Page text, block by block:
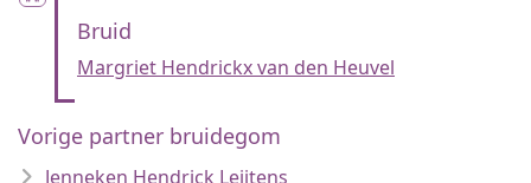
Bruid
Margriet Hendrickx van den Heuvel
Vorige partner bruidegom
Jenneken Hendrick Leijtens